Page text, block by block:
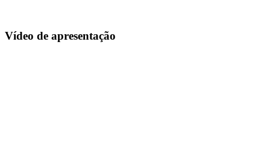
Vídeo de apresentação